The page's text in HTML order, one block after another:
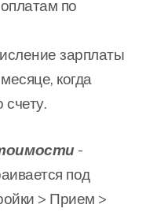
по
зарплаты
когда
-
под
> Прием >